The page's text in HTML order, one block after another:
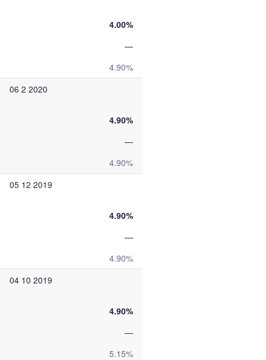
4.00%
—
4.90%
06 2 2020
4.90%
—
4.90%
05 12 2019
4.90%
—
4.90%
04 10 2019
4.90%
—
5.15%